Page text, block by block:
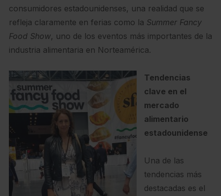
consumidores estadounidenses, una realidad que se
refleja claramente en ferias como la Summer Fancy
Food Show, uno de los eventos más importantes de la
industria alimentaria en Norteamérica.
Tendencias
clave en el
mercado
alimentario
estadounidense
Una de las
tendencias más
destacadas es el